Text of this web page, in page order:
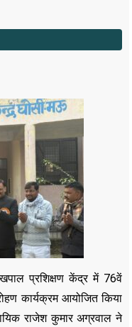
प्रशिक्षण केंद्र में 76वें
कार्यक्रम आयोजित किया
राजेश कुमार अग्रवाल ने